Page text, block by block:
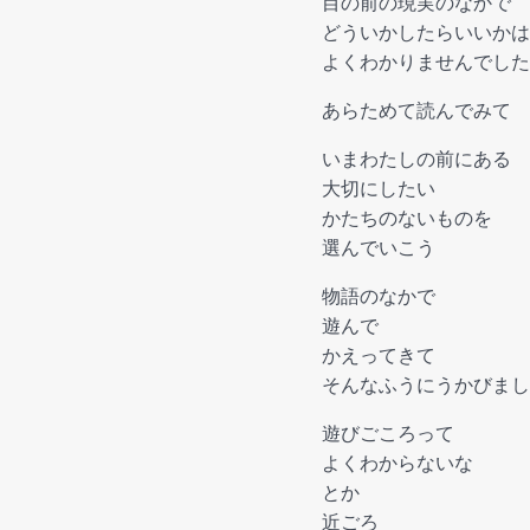
どういかしたらいいかは
よくわかりませんでした
あらためて読んでみて
いまわたしの前にある
大切にしたい
かたちのないものを
選んでいこう
物語のなかで
遊んで
かえってきて
そんなふうにうかびま
遊びごころって
よくわからないな
とか
近ごろ